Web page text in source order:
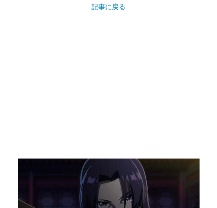
記事に戻る